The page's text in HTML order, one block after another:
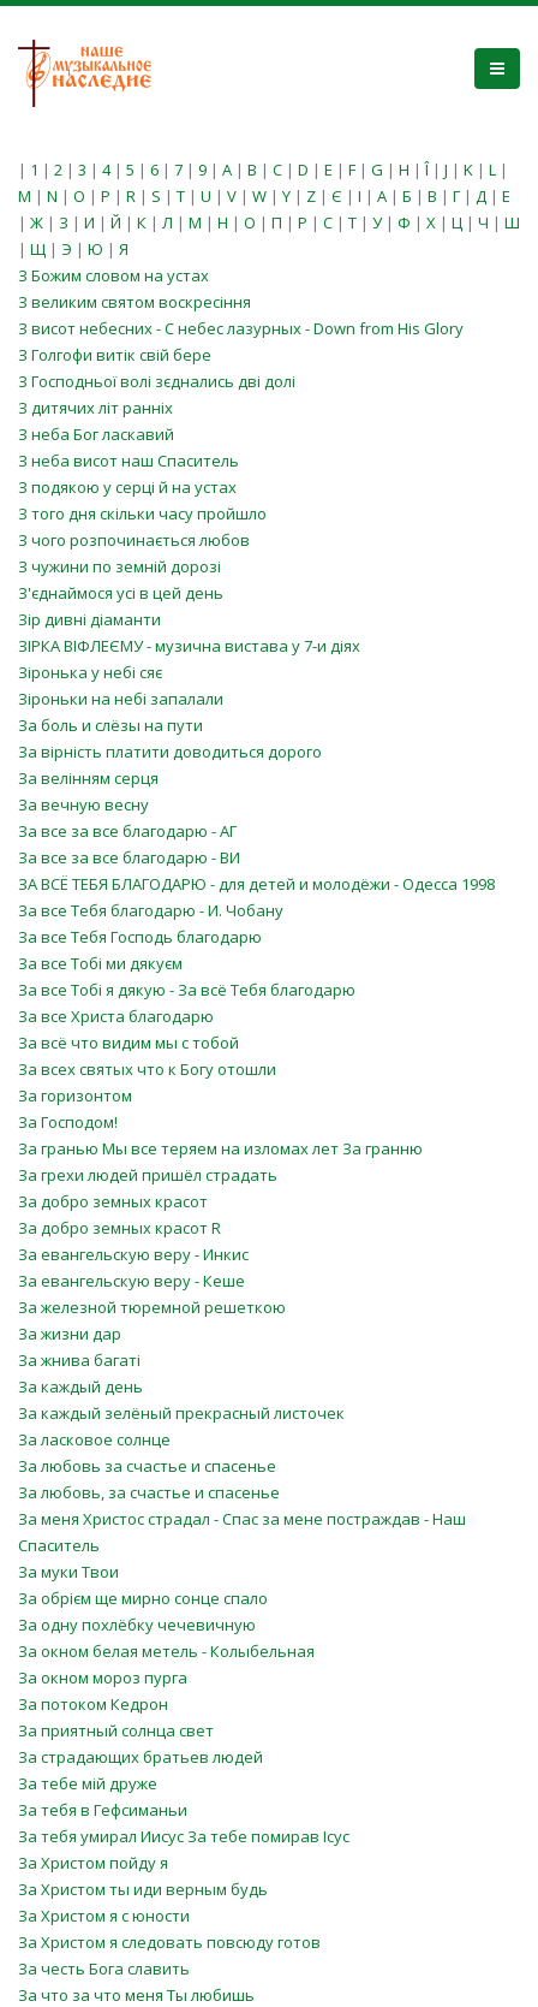
| 1 | 2 | 3 | 4 | 5 | 6 | 7 | 9 | A | B | C | D | E | F | G | H |Î | J | K | L |
M | N | O | P | R | S | T | U | V | W | Y | Z | Є | І | А | Б | В | Г | Д | Е
| Ж | З | И | Й | К | Л | М | Н | О | П | Р | С | Т | У | Ф | Х | Ц | Ч | Ш
| Щ | Э | Ю | Я
З Божим словом на устах
З великим святом воскресіння
З висот небесних - С небес лазурных - Down from His Glory
З Голгофи витік свій бере
З Господньої волі зєднались дві долі
З дитячих літ ранніх
З неба Бог ласкавий
З неба висот наш Спаситель
З подякою у серці й на устах
З того дня скільки часу пройшло
З чого розпочинається любов
З чужини по земній дорозі
З'єднаймося усі в цей день
Зір дивні діаманти
ЗІРКА ВІФЛЕЄМУ - музична вистава у 7-и діях
Зіронька у небі сяє
Зіроньки на небі запалали
За боль и слёзы на пути
За вірність платити доводиться дорого
За велінням серця
За вечную весну
За все за все благодарю - АГ
За все за все благодарю - ВИ
ЗА ВСЁ ТЕБЯ БЛАГОДАРЮ - для детей и молодёжи - Одесса 1998
За все Тебя благодарю - И. Чобану
За все Тебя Господь благодарю
За все Тобі ми дякуєм
За все Тобі я дякую - За всё Тебя благодарю
За все Христа благодарю
За всё что видим мы с тобой
За всех святых что к Богу отошли
За горизонтом
За Господом!
За гранью Мы все теряем на изломах лет За гранню
За грехи людей пришёл страдать
За добро земных красот
За добро земных красот R
За евангельскую веру - Инкис
За евангельскую веру - Кеше
За железной тюремной решеткою
За жизни дар
За жнива багаті
За каждый день
За каждый зелёный прекрасный листочек
За ласковое солнце
За любовь за счастье и спасенье
За любовь, за счастье и спасенье
За меня Христос страдал - Спас за мене постраждав - Наш
Спаситель
За муки Твои
За обрієм ще мирно сонце спало
За одну похлёбку чечевичную
За окном белая метель - Колыбельная
За окном мороз пурга
За потоком Кедрон
За приятный солнца свет
За страдающих братьев людей
За тебе мій друже
За тебя в Гефсиманьи
За тебя умирал Иисус За тебе помирав Ісус
За Христом пойду я
За Христом ты иди верным будь
За Христом я с юности
За Христом я следовать повсюду готов
За честь Бога славить
За что за что меня Ты любишь